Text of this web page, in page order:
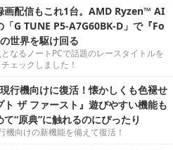
画配信もこれ1台。AMD Ryzen™ AI
「G TUNE P5-A7G60BK-D」で『Fo
世界を駆け回る
なるノートPCで話題のレースタイトルを
ェックしました！
行機向けに復活！懐かしくも色褪せ
ト ザ ファースト』遊びやすい機能も
“原典”に触れるのにぴったり
機向けの新機能を備えて復活！